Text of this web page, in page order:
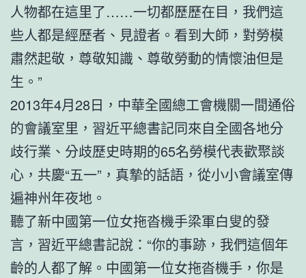
人物都在這里了……一切都歷歷在目，我們這
些人都是經歷者、見證者。看到大師，對勞模
肅然起敬，尊敬知識、尊敬勞動的情懷油但是
生。”
2013年4月28日，中華全國總工會機關一間通俗
的會議室里，習近平總書記同來自全國各地分
歧行業、分歧歷史時期的65名勞模代表歡聚談
心，共慶“五一”，真摯的話語，從小小會議室傳
遍神州年夜地。
聽了新中國第一位女拖沓機手梁軍白叟的發
言，習近平總書記說：“你的事跡，我們這個年
齡的人都了解。中國第一位女拖沓機手，你是